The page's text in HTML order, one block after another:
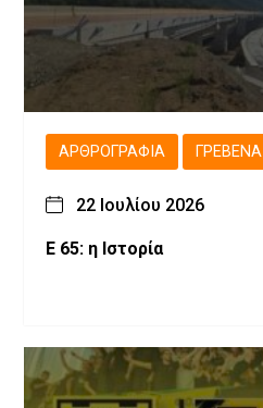
ΑΡΘΡΟΓΡΑΦΊΑ ΓΡΕΒΕΝΆ
22 Ιουλίου 2026
Ε 65: η Ιστορία